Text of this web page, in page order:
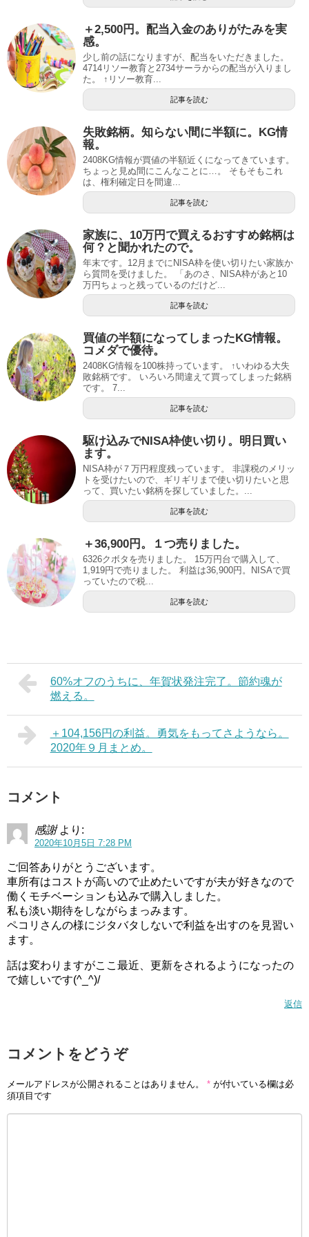
＋2,500円。配当入金のありがたみを実
感。
少し前の話になりますが、配当をいただきました。
4714リソー教育と2734サーラからの配当が入りまし
た。 ↑リソー教育...
記事を読む
失敗銘柄。知らない間に半額に。KG情
報。
2408KG情報が買値の半額近くになってきています。
ちょっと見ぬ間にこんなことに…。 そもそもこれ
は、権利確定日を間違...
記事を読む
家族に、10万円で買えるおすすめ銘柄は
何？と聞かれたので。
年末です。12月までにNISA枠を使い切りたい家族か
ら質問を受けました。 「あのさ、NISA枠があと10
万円ちょっと残っているのだけど...
記事を読む
買値の半額になってしまったKG情報。
コメダで優待。
2408KG情報を100株持っています。 ↑いわゆる大失
敗銘柄です。 いろいろ間違えて買ってしまった銘柄
です。 7...
記事を読む
駆け込みでNISA枠使い切り。明日買い
ます。
NISA枠が７万円程度残っています。 非課税のメリッ
トを受けたいので、ギリギリまで使い切りたいと思
って、買いたい銘柄を探していました。...
記事を読む
＋36,900円。１つ売りました。
6326クボタを売りました。 15万円台で購入して、
1,919円で売りました。 利益は36,900円。NISAで買
っていたので税...
記事を読む
60%オフのうちに、年賀状発注完了。節約魂が
燃える。
＋104,156円の利益。勇気をもってさようなら。
2020年９月まとめ。
コメント
感謝 より:
2020年10月5日 7:28 PM
ご回答ありがとうございます。
車所有はコストが高いので止めたいですが夫が好きなので
働くモチベーションも込みで購入しました。
私も淡い期待をしながらまっみます。
ペコリさんの様にジタバタしないで利益を出すのを見習い
ます。
話は変わりますがここ最近、更新をされるようになったの
で嬉しいです(^_^)/
返信
コメントをどうぞ
メールアドレスが公開されることはありません。 * が付いている欄は必
須項目です